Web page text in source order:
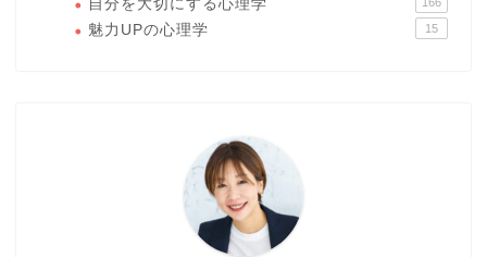
自分を大切にする心理学
魅力UPの心理学 15